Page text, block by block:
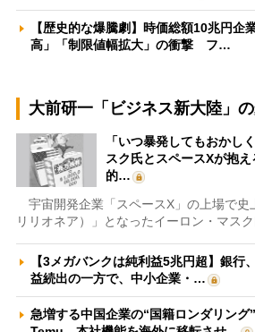
【歴史的な爆騰劇】時価総額10兆円企
高」「制限値幅拡大」の衝撃 フ…
大前研一「ビジネス新大陸」
「いつ暴発してもおかし
スク氏とスペースXが抱
的…
宇宙開発企業「スペースX」の上場で史
リリオネア）」となったイーロン・マス
【3メガバンクは純利益5兆円超】銀行
益続出の一方で、中小企業・…
急増する中国企業の“国籍ロンダリン